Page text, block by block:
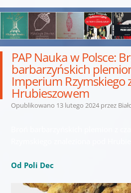
PAP Nauka w Polsce:
barbarzyńskich
Imperium Rzymskiego
Hrubieszowem
Opublikowano 13 lutego 2024przez
Od Poli Dec